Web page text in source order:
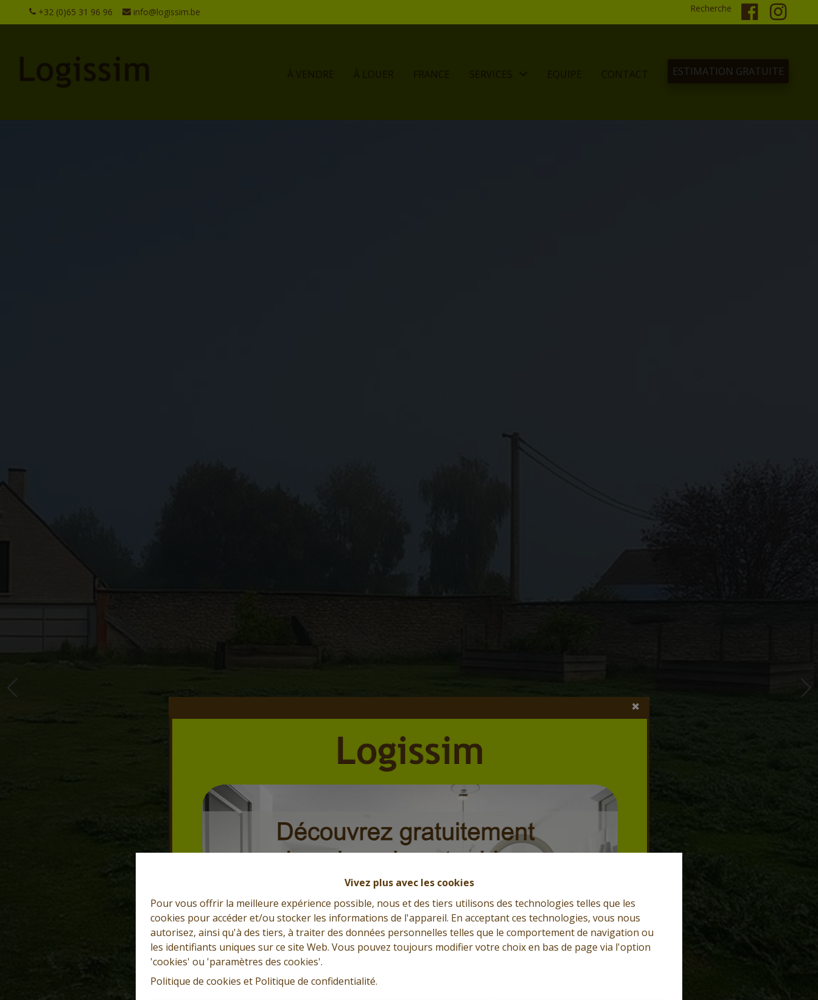
Vivez plus avec les cookies
Pour vous offrir la meilleure expérience possible, nous et des tiers utilisons des technologies telles que les
cookies pour accéder et/ou stocker les informations de l'appareil. En acceptant ces technologies, vous nous
autorisez, ainsi qu'à des tiers, à traiter des données personnelles telles que le comportement de navigation ou
les identifiants uniques sur ce site Web. Vous pouvez toujours modifier votre choix en bas de page via l'option
'cookies' ou 'paramètres des cookies'.
Politique de cookies et Politique de confidentialité.
+32 (0)65 31 96 96 info@logissim.be Recherche
À VENDRE À LOUER FRANCE SERVICES EQUIPE CONTACT ESTIMATION GRATUITE